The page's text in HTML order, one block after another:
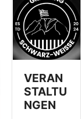
VERAN
STALTU
NGEN